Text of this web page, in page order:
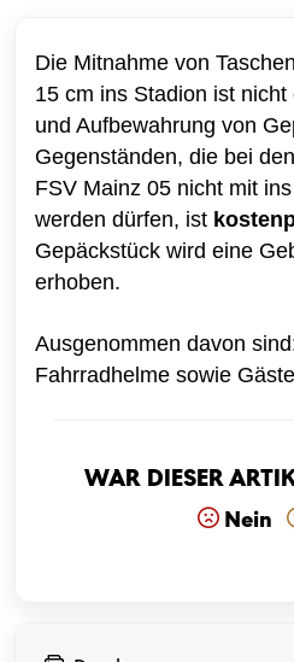
Die Mitnahme von
15 cm ins Stadion ist
und Aufbewahrung von
Gegenständen, die bei
FSV Mainz 05 nicht mit
werden dürfen, ist
Gepäckstück wird eine
erhoben.
Ausgenommen davon
Fahrradhelme sowie
War dieser
Nein